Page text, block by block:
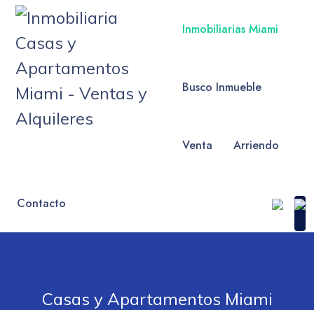
Inmobiliarias Miami
Busco Inmueble
Venta Arriendo
Contacto
Casas y Apartamentos Miami